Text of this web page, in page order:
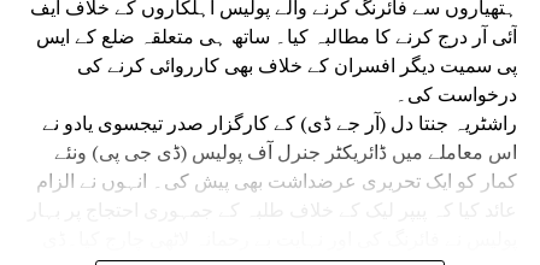
ہتھیاروں سے فائرنگ کرنے والے پولیس اہلکاروں کے خلاف ایف
آئی آر درج کرنے کا مطالبہ کیا۔ ساتھ ہی متعلقہ ضلع کے ایس
پی سمیت دیگر افسران کے خلاف بھی کارروائی کرنے کی
درخواست کی۔
راشٹریہ جنتا دل (آر جے ڈی) کے کارگزار صدر تیجسوی یادو نے
اس معاملے میں ڈائریکٹر جنرل آف پولیس (ڈی جی پی) ونئے
کمار کو ایک تحریری عرضداشت بھی پیش کی۔ انہوں نے الزام